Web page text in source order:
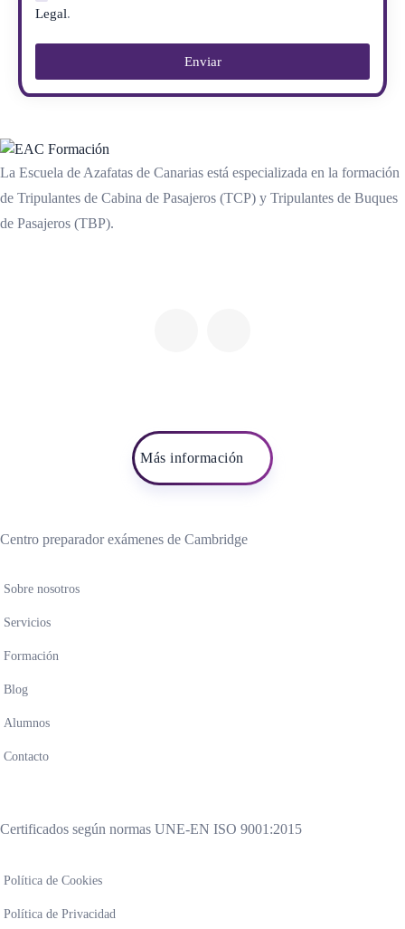
Legal.
Enviar
La Escuela de Azafatas de Canarias está especializada en la formación
de Tripulantes de Cabina de Pasajeros (TCP) y Tripulantes de Buques
de Pasajeros (TBP).
Más información
Centro preparador exámenes de Cambridge
Sobre nosotros
Servicios
Formación
Blog
Alumnos
Contacto
Certificados según normas UNE-EN ISO 9001:2015
Política de Cookies
Política de Privacidad